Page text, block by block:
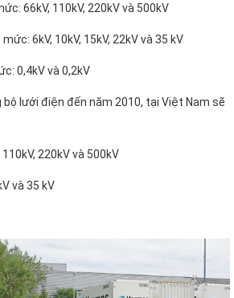
66kV, 110kV, 220kV và 500kV
6kV, 10kV, 15kV, 22kV và 35 kV
0,4kV và 0,2kV
lưới điện đến năm 2010, tại Việt Nam sẽ
220kV và 500kV
và 35 kV